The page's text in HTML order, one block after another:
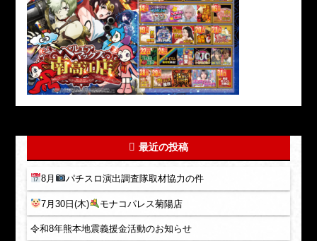
最近の投稿
8月 パチスロ演出調査隊取材協力の件
7月30日(木) モナコパレス菊陽店
令和8年熊本地震義援金活動のお知らせ